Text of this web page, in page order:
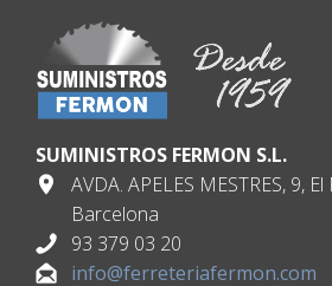
SUMINISTROS FERMON S.L.
AVDA. APELES MESTRES, 9,
Barcelona
93 379 03 20
info@ferreteriafermon.com